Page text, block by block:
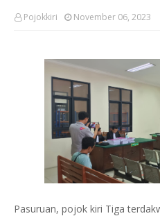
Pojokkiri November 06, 2023
Pasuruan, pojok kiri Tiga